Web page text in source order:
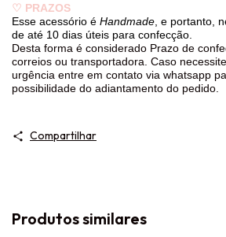
♡ PRAZOS
Esse acessório é Handmade , e portanto,
de até 10 dias úteis para confecção.
Desta forma é considerado Prazo de
correios ou transportadora. Caso
urgência entre em contato via whatsapp
possibilidade do adiantamento do pedido.
Compartilhar
Produtos similares